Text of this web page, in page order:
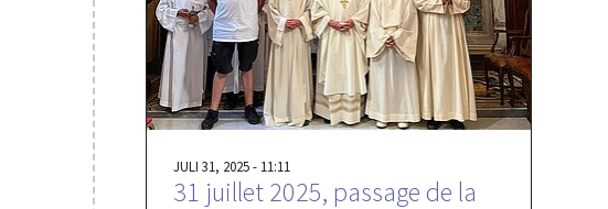
JULI 31, 2025 - 11:11
31 juillet 2025, passage de la